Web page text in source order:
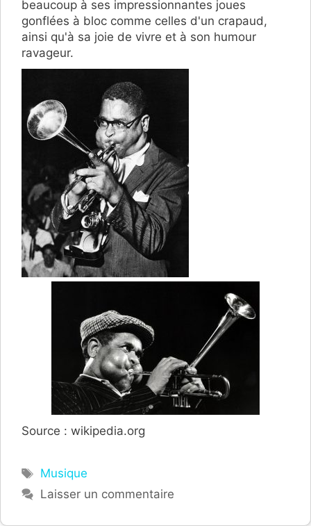
beaucoup à ses impressionnantes joues
gonflées à bloc comme celles d'un crapaud,
ainsi qu'à sa joie de vivre et à son humour
ravageur.
Source : wikipedia.org
Étiquettes
Musique
Laisser un commentaire